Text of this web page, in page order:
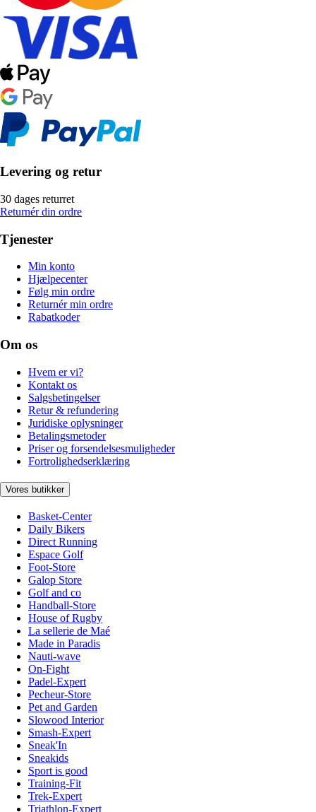
Levering og retur
30 dages returret
Returnér din ordre
Tjenester
Min konto
Hjælpecenter
Følg min ordre
Returnér min ordre
Rabatkoder
Om os
Hvem er vi?
Kontakt os
Salgsbetingelser
Retur & refundering
Juridiske oplysninger
Betalingsmetoder
Priser og forsendelsesmuligheder
Fortrolighedserklæring
Vores butikker
Basket-Center
Daily Bikers
Direct Running
Espace Golf
Foot-Store
Galop Store
Golf and co
Handball-Store
House of Rugby
La sellerie de Maé
Made in Paradis
Nauti-wave
On-Fight
Padel-Expert
Pecheur-Store
Pet and Garden
Slowood Interior
Smash-Expert
Sneak'In
Sneakids
Sport is good
Training-Fit
Trek-Expert
Triathlon-Expert